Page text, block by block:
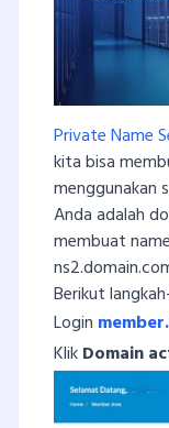
Private Name
kita bisa
menggunakan
Anda adalah
membuat
Berikut
Login
KlikDomain